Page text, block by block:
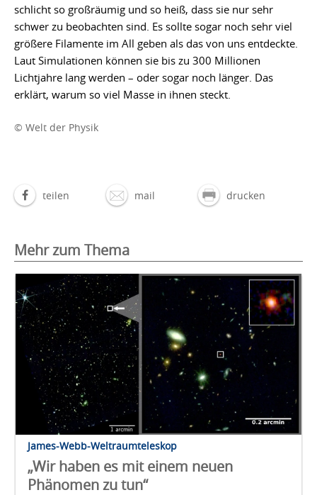
schlicht so großräumig und so heiß, dass sie nur sehr
schwer zu beobachten sind. Es sollte sogar noch sehr viel
größere Filamente im All geben als das von uns entdeckte.
Laut Simulationen können sie bis zu 300 Millionen
Lichtjahre lang werden – oder sogar noch länger. Das
erklärt, warum so viel Masse in ihnen steckt.
© Welt der Physik
teilen mail drucken
Mehr zum Thema
James-Webb-Weltraumteleskop
„Wir haben es mit einem neuen
Phänomen zu tun“